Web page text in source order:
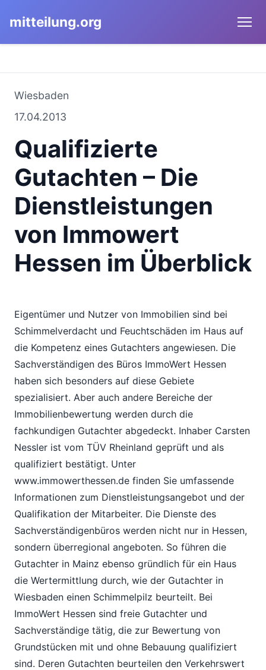
mitteilung.org
Wiesbaden
17.04.2013
Qualifizierte
Gutachten – Die
Dienstleistungen
von Immowert
Hessen im Überblick
Eigentümer und Nutzer von Immobilien sind bei
Schimmelverdacht und Feuchtschäden im Haus auf
die Kompetenz eines Gutachters angewiesen. Die
Sachverständigen des Büros ImmoWert Hessen
haben sich besonders auf diese Gebiete
spezialisiert. Aber auch andere Bereiche der
Immobilienbewertung werden durch die
fachkundigen Gutachter abgedeckt. Inhaber Carsten
Nessler ist vom TÜV Rheinland geprüft und als
qualifiziert bestätigt. Unter
www.immowerthessen.de finden Sie umfassende
Informationen zum Dienstleistungsangebot und der
Qualifikation der Mitarbeiter. Die Dienste des
Sachverständigenbüros werden nicht nur in Hessen,
sondern überregional angeboten. So führen die
Gutachter in Mainz ebenso gründlich für ein Haus
die Wertermittlung durch, wie der Gutachter in
Wiesbaden einen Schimmelpilz beurteilt. Bei
ImmoWert Hessen sind freie Gutachter und
Sachverständige tätig, die zur Bewertung von
Grundstücken mit und ohne Bebauung qualifiziert
sind. Deren Gutachten beurteilen den Verkehrswert